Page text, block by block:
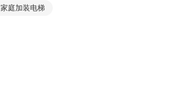
家庭加装电梯